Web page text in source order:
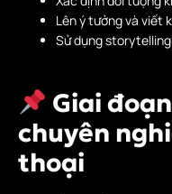
Lên ý tưởng và viết
Sử dụng
Giai
chuyên
thoại